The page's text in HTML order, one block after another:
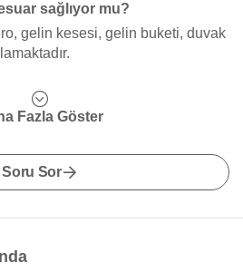
sağlıyor mu?
gelin kesesi, gelin buketi, duvak
Fazla Göster
Soru Sor